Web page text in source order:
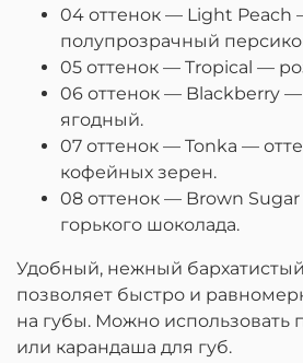
04 оттенок — Light Peach
полупрозрачный
05 оттенок — Tropical —
06 оттенок — Blackberry
ягодный.
07 оттенок — Tonka —
кофейных зерен.
08 оттенок — Brown
горького шоколада.
Удобный, нежный
позволяет быстро и
на губы. Можно использовать
или карандаша для губ.